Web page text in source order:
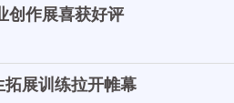
创作展喜获好评
拓展训练拉开帷幕